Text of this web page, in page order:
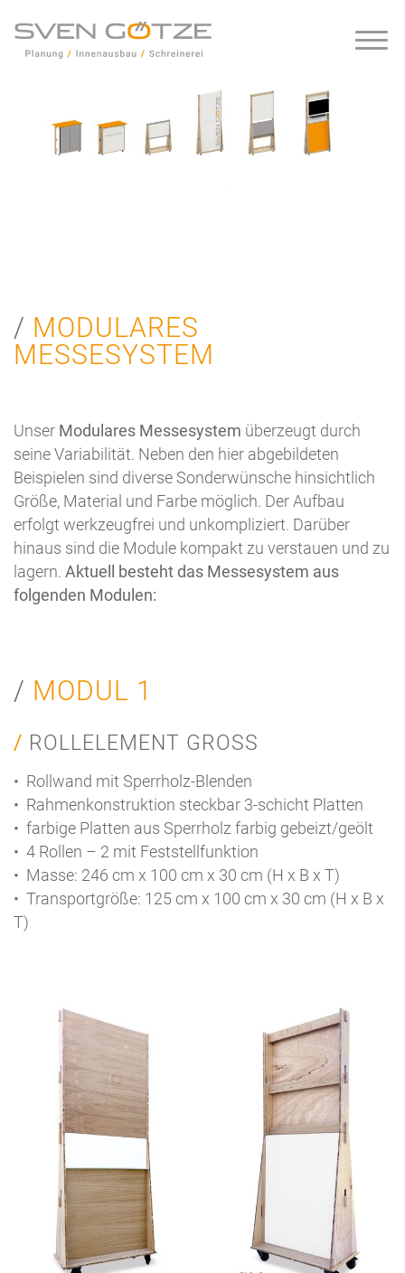
MODULARES
MESSESYSTEM
Unser Modulares Messesystem überzeugt durch
seine Variabilität. Neben den hier abgebildeten
Beispielen sind diverse Sonderwünsche hinsichtlich
Größe, Material und Farbe möglich. Der Aufbau
erfolgt werkzeugfrei und unkompliziert. Darüber
hinaus sind die Module kompakt zu verstauen und zu
lagern. Aktuell besteht das Messesystem aus
folgenden Modulen:
MODUL 1
ROLLELEMENT GROSS
• Rollwand mit Sperrholz-Blenden
• Rahmenkonstruktion steckbar 3-schicht Platten
• farbige Platten aus Sperrholz farbig gebeizt/geölt
• 4 Rollen – 2 mit Feststellfunktion
• Masse: 246 cm x 100 cm x 30 cm (H x B x T)
• Transportgröße: 125 cm x 100 cm x 30 cm (H x B x
T)